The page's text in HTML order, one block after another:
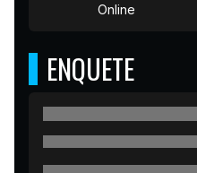
Online
ENQUETE